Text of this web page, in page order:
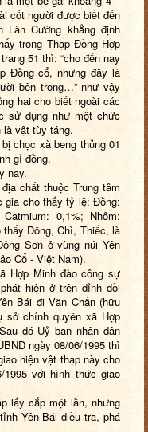
cốt người được biết đến
Lân Cường khẳng định
trong Thạp Đồng Hợp
51 thì: “cho đến nay
Đồng cổ, nhưng đây là
bên trong…” như vậy
hai cho biết ngoài các
sử dụng như một chức
là vật tùy táng.
chọc xà beng thủng 01
gỉ đồng.
nay.
chất thuộc Trung tâm
gia cho thấy tỷ lệ: Đồng:
0,1%; Nhôm:
Đồng, Chì, Thiếc, là
Sơn ở vùng núi Yên
Cổ - Việt Nam).
Hợp Minh đào công sự
hiện ở trên đỉnh đồi
Bái đi Văn Chấn (hữu
sở chính quyền xã Hợp
đó Uỷ ban nhân dân
ngày 08/06/1995 thì
hiện vật thạp này cho
với hình thức giao
lấy cắp một lần, nhưng
Yên Bái điều tra, phá